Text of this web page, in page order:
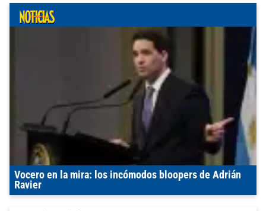
Vocero en la mira: los incómodos bloopers de Adrián
Ravier